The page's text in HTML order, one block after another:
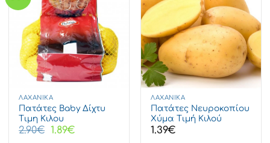
ΛΑΧΑΝΙΚΆ
Πατάτες Baby Δίχτυ
Τιμη Κιλου
2.90€ Original
1.89€Η
ΛΑΧΑΝΙΚΆ
Πατάτες Νευροκοπίου
Χύμα Τιμή Κιλού
1.39€